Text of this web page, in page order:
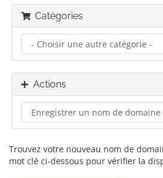
Catégories
Actions
Trouvez votre nouveau nom de
mot clé ci-dessous pour vérifier la